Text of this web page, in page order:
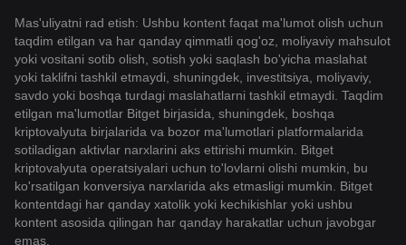
Mas'uliyatni rad etish: Ushbu kontent faqat ma'lumot olish uchun
taqdim etilgan va har qanday qimmatli qog'oz, moliyaviy mahsulot
yoki vositani sotib olish, sotish yoki saqlash bo'yicha maslahat
yoki taklifni tashkil etmaydi, shuningdek, investitsiya, moliyaviy,
savdo yoki boshqa turdagi maslahatlarni tashkil etmaydi. Taqdim
etilgan ma'lumotlar Bitget birjasida, shuningdek, boshqa
kriptovalyuta birjalarida va bozor ma'lumotlari platformalarida
sotiladigan aktivlar narxlarini aks ettirishi mumkin. Bitget
kriptovalyuta operatsiyalari uchun to'lovlarni olishi mumkin, bu
ko'rsatilgan konversiya narxlarida aks etmasligi mumkin. Bitget
kontentdagi har qanday xatolik yoki kechikishlar yoki ushbu
kontent asosida qilingan har qanday harakatlar uchun javobgar
emas.